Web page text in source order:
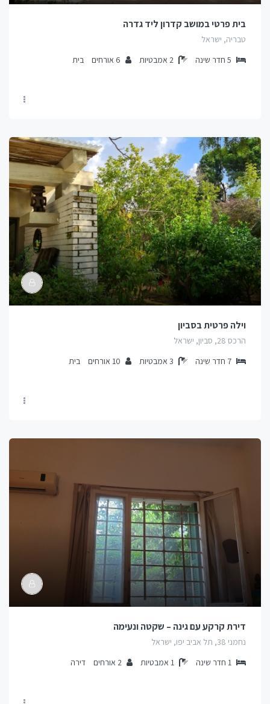
בית פרטי במושב קדרון ליד גדרה
טבריה, ישראל
5 חדר שינה 2 אמבטיות 6 אורחים בית
וילה פרטית בסביון
הרכס 28, סביון, ישראל
7 חדר שינה 3 אמבטיות 10 אורחים בית
דירת קרקע עם גינה – שקטה ונעימה
נחמני 38, תל אביב יפו, ישראל
1 חדר שינה 1 אמבטיות 2 אורחים דירה